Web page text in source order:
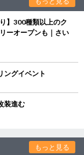
】300種類以上のク
ーオープンも｜さい
ングイベント
装進む
もっと見る